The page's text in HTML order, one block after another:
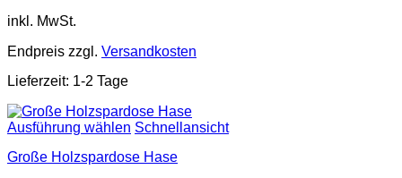
inkl. MwSt.
Endpreis zzgl. Versandkosten
Lieferzeit: 1-2 Tage
Ausführung wählen Schnellansicht
Große Holzspardose Hase